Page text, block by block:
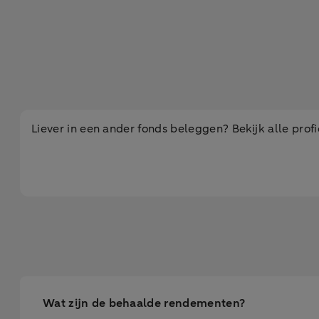
Liever in een ander fonds beleggen? Bekijk alle
Wat zijn de behaalde rendementen?